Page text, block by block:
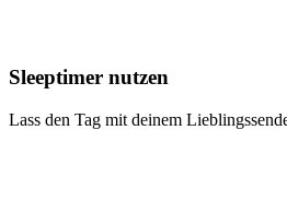
Sleeptimer nutzen
Lass den Tag mit deinem